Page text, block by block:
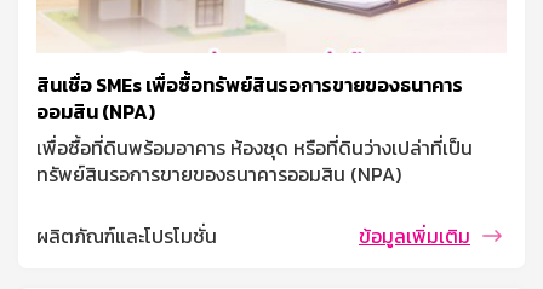
สินเชื่อ SMEs เพื่อซื้อทรัพย์สินรอการขายของธนาคาร
ออมสิน (NPA)
เพื่อซื้อที่ดินพร้อมอาคาร ห้องชุด หรือที่ดินว่างเปล่าที่เป็น
ทรัพย์สินรอการขายของธนาคารออมสิน (NPA)
ผลิตภัณฑ์และโปรโมชั่น ข้อมูลเพิ่มเติม